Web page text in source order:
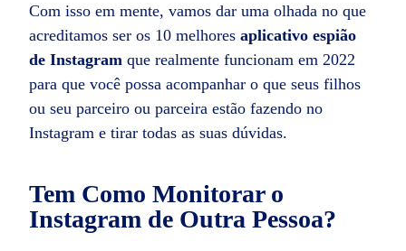
Com isso em mente, vamos dar uma olhada no que
acreditamos ser os 10 melhoresaplicativo espião
de Instagram que realmente funcionam em 2022
para que você possa acompanhar o que seus filhos
ou seu parceiro ou parceira estão fazendo no
Instagram e tirar todas as suas dúvidas.
Tem Como Monitorar o
Instagram de Outra Pessoa?